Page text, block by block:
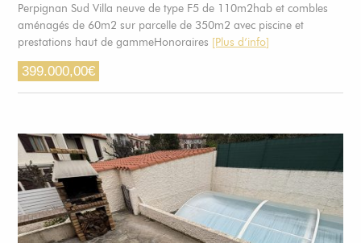
Perpignan Sud Villa neuve de type F5 de 110m2hab et combles
aménagés de 60m2 sur parcelle de 350m2 avec piscine et
prestations haut de gammeHonoraires [Plus d’info]
399.000,00€